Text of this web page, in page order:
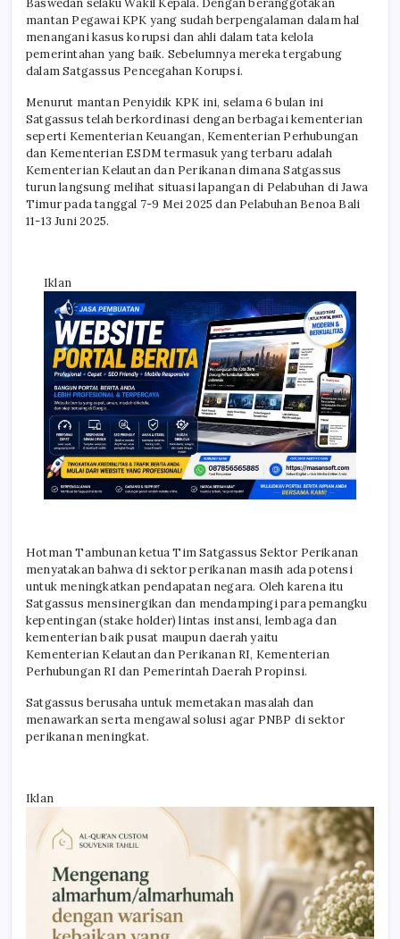
Baswedan selaku Wakil Kepala. Dengan beranggotakan
mantan Pegawai KPK yang sudah berpengalaman dalam hal
menangani kasus korupsi dan ahli dalam tata kelola
pemerintahan yang baik. Sebelumnya mereka tergabung
dalam Satgassus Pencegahan Korupsi.
Menurut mantan Penyidik KPK ini, selama 6 bulan ini
Satgassus telah berkordinasi dengan berbagai kementerian
seperti Kementerian Keuangan, Kementerian Perhubungan
dan Kementerian ESDM termasuk yang terbaru adalah
Kementerian Kelautan dan Perikanan dimana Satgassus
turun langsung melihat situasi lapangan di Pelabuhan di Jawa
Timur pada tanggal 7-9 Mei 2025 dan Pelabuhan Benoa Bali
11-13 Juni 2025.
Iklan
Hotman Tambunan ketua Tim Satgassus Sektor Perikanan
menyatakan bahwa di sektor perikanan masih ada potensi
untuk meningkatkan pendapatan negara. Oleh karena itu
Satgassus mensinergikan dan mendampingi para pemangku
kepentingan (stake holder) lintas instansi, lembaga dan
kementerian baik pusat maupun daerah yaitu
Kementerian Kelautan dan Perikanan RI, Kementerian
Perhubungan RI dan Pemerintah Daerah Propinsi.
Satgassus berusaha untuk memetakan masalah dan
menawarkan serta mengawal solusi agar PNBP di sektor
perikanan meningkat.
Iklan